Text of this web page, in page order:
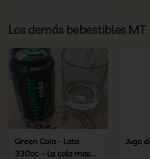
Los demás bebestibles MT
Green Cola - Lata
330cc. - La cola mas
Jugo